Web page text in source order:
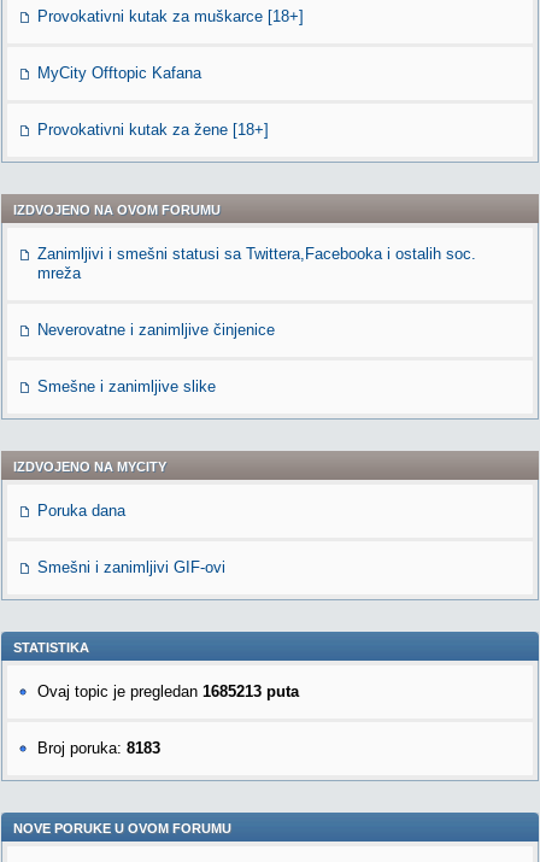
Provokativni kutak za muškarce [18+]
MyCity Offtopic Kafana
Provokativni kutak za žene [18+]
IZDVOJENO NA OVOM FORUMU
Zanimljivi i smešni statusi sa Twittera,Facebooka i ostalih soc.
mreža
Neverovatne i zanimljive činjenice
Smešne i zanimljive slike
IZDVOJENO NA MYCITY
Poruka dana
Smešni i zanimljivi GIF-ovi
STATISTIKA
Ovaj topic je pregledan 1685213 puta
Broj poruka: 8183
NOVE PORUKE U OVOM FORUMU